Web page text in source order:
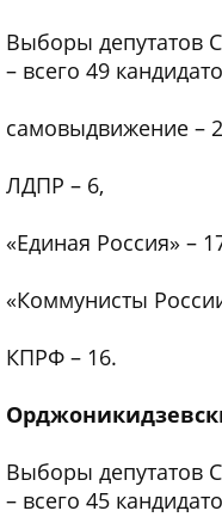
Выборы депутатов
– всего 49
самовыдвижение –
ЛДПР – 6,
«Единая Россия» –
«Коммунисты
КПРФ – 16.
Выборы депутатов
– всего 45